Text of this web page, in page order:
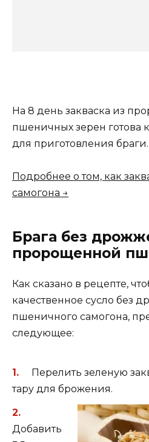
На 8 день закваска из
пшеничных зерен готова
для приготовления браги.
Подробнее о том, как
самогона →
Брага без
пророщенной
Как сказано в рецепте,
качественное сусло без
пшеничного самогона,
следующее:
Перелить зеленую
тару для брожения.
Добавить